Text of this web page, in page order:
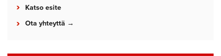
Katso esite
Ota yhteyttä →